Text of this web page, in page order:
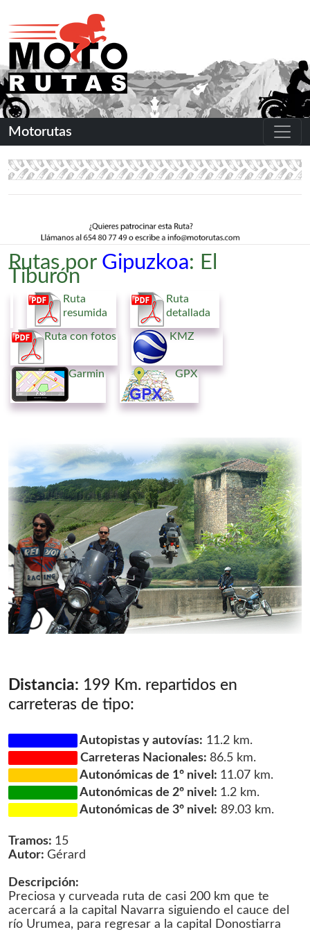
Motorutas
Rutas por Gipuzkoa: El
Tiburón
Ruta
resumida
Ruta
detallada
Ruta con fotos KMZ
Garmin GPX
Distancia: 199 Km. repartidos en
carreteras de tipo:
Autopistas y autovías: 11.2 km.
Carreteras Nacionales: 86.5 km.
Autonómicas de 1º nivel: 11.07 km.
Autonómicas de 2º nivel: 1.2 km.
Autonómicas de 3º nivel: 89.03 km.
Tramos: 15
Autor: Gérard
Descripción:
Preciosa y curveada ruta de casi 200 km que te
acercará a la capital Navarra siguiendo el cauce del
río Urumea, para regresar a la capital Donostiarra